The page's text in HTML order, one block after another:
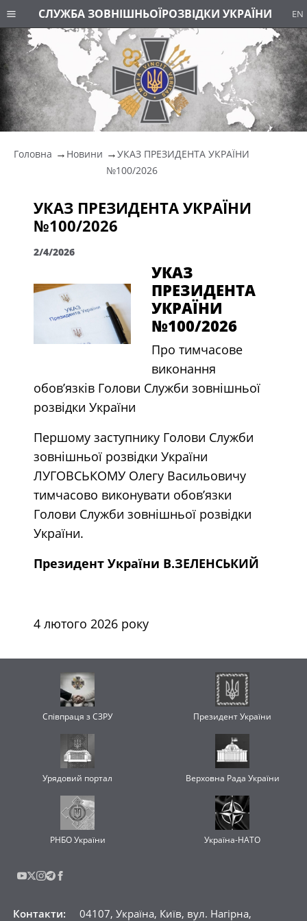
СЛУЖБА ЗОВНІШНЬОЇРОЗВІДКИ УКРАЇНИ EN
Головна Новини
УКАЗ ПРЕЗИДЕНТА УКРАЇНИ
№100/2026
УКАЗ ПРЕЗИДЕНТА УКРАЇНИ
№100/2026
2/4/2026
УКАЗ
ПРЕЗИДЕНТА
УКРАЇНИ
№100/2026
Про тимчасове
виконання
обов’язків Голови Служби зовнішньої
розвідки України
Першому заступнику Голови Служби
зовнішньої розвідки України
ЛУГОВСЬКОМУ Олегу Васильовичу
тимчасово виконувати обов’язки
Голови Служби зовнішньої розвідки
України.
Президент України В.ЗЕЛЕНСЬКИЙ
4 лютого 2026 року
Співпраця з СЗРУ Президент України
Урядовий портал Верховна Рада України
РНБО України Україна-НАТО
Контакти: 04107, Україна, Київ, вул. Нагірна,